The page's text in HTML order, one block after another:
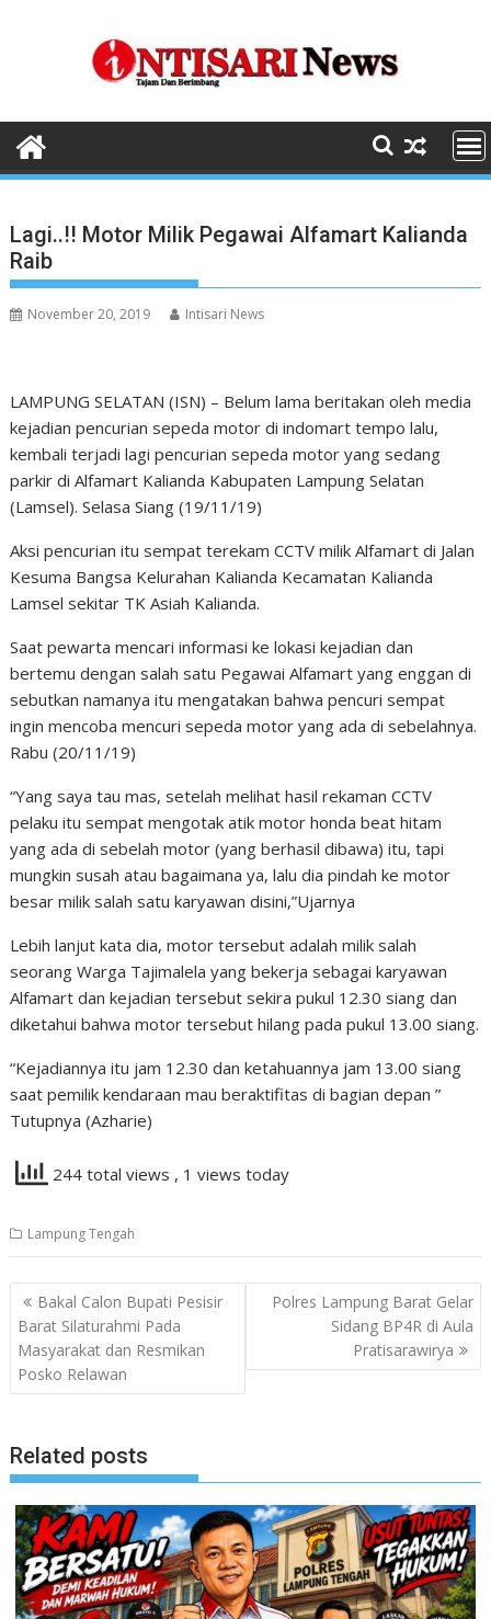
Lagi..!! Motor Milik Pegawai Alfamart Kalianda
Raib
November 20, 2019 Intisari News
LAMPUNG SELATAN (ISN) – Belum lama beritakan oleh media
kejadian pencurian sepeda motor di indomart tempo lalu,
kembali terjadi lagi pencurian sepeda motor yang sedang
parkir di Alfamart Kalianda Kabupaten Lampung Selatan
(Lamsel). Selasa Siang (19/11/19)
Aksi pencurian itu sempat terekam CCTV milik Alfamart di Jalan
Kesuma Bangsa Kelurahan Kalianda Kecamatan Kalianda
Lamsel sekitar TK Asiah Kalianda.
Saat pewarta mencari informasi ke lokasi kejadian dan
bertemu dengan salah satu Pegawai Alfamart yang enggan di
sebutkan namanya itu mengatakan bahwa pencuri sempat
ingin mencoba mencuri sepeda motor yang ada di sebelahnya.
Rabu (20/11/19)
“Yang saya tau mas, setelah melihat hasil rekaman CCTV
pelaku itu sempat mengotak atik motor honda beat hitam
yang ada di sebelah motor (yang berhasil dibawa) itu, tapi
mungkin susah atau bagaimana ya, lalu dia pindah ke motor
besar milik salah satu karyawan disini,”Ujarnya
Lebih lanjut kata dia, motor tersebut adalah milik salah
seorang Warga Tajimalela yang bekerja sebagai karyawan
Alfamart dan kejadian tersebut sekira pukul 12.30 siang dan
diketahui bahwa motor tersebut hilang pada pukul 13.00 siang.
“Kejadiannya itu jam 12.30 dan ketahuannya jam 13.00 siang
saat pemilik kendaraan mau beraktifitas di bagian depan ”
Tutupnya (Azharie)
244 total views , 1 views today
Lampung Tengah
Navigasi
pos
Bakal Calon Bupati Pesisir
Barat Silaturahmi Pada
Masyarakat dan Resmikan
Posko Relawan
Polres Lampung Barat Gelar
Sidang BP4R di Aula
Pratisarawirya
Related posts